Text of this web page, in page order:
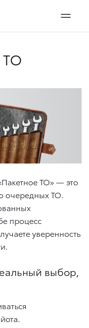
ТО» — это
очередных ТО.
процесс
уверенность
выбор,